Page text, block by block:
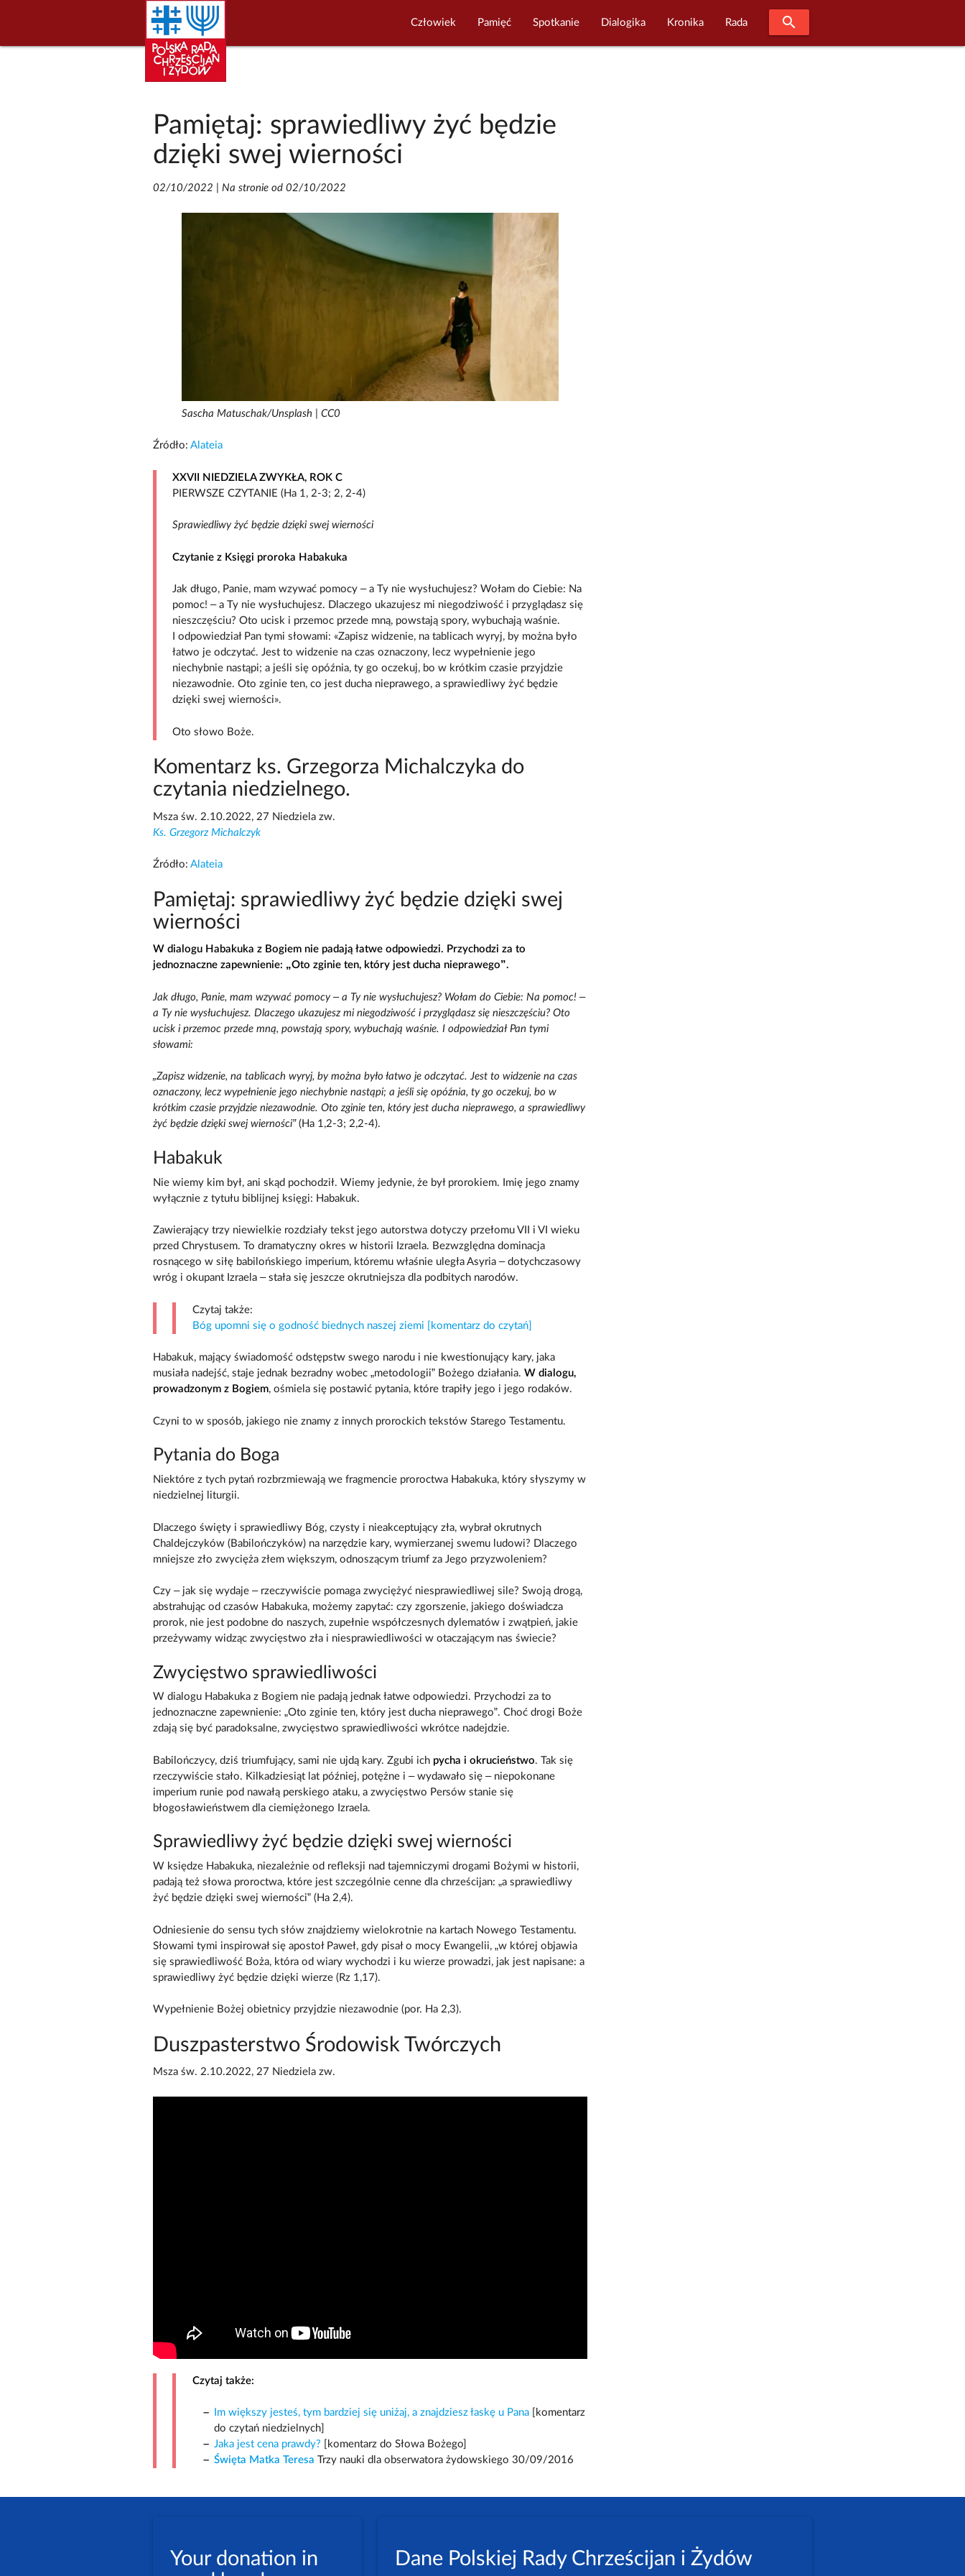
Człowiek Pamięć Spotkanie Dialogika Kronika Rada search
Pamiętaj: sprawiedliwy żyć będzie
dzięki swej wierności
02/10/2022 Na stronie od 02/10/2022
Sascha Matuschak/Unsplash | CC0
Źródło: Alateia
XXVII NIEDZIELA ZWYKŁA, ROK C
PIERWSZE CZYTANIE (Ha 1, 2-3; 2, 2-4)
Sprawiedliwy żyć będzie dzięki swej wierności
Czytanie z Księgi proroka Habakuka
Jak długo, Panie, mam wzywać pomocy – a Ty nie wysłuchujesz? Wołam do Ciebie: Na
pomoc! – a Ty nie wysłuchujesz. Dlaczego ukazujesz mi niegodziwość i przyglądasz się
nieszczęściu? Oto ucisk i przemoc przede mną, powstają spory, wybuchają waśnie.
I odpowiedział Pan tymi słowami: «Zapisz widzenie, na tablicach wyryj, by można było
łatwo je odczytać. Jest to widzenie na czas oznaczony, lecz wypełnienie jego
niechybnie nastąpi; a jeśli się opóźnia, ty go oczekuj, bo w krótkim czasie przyjdzie
niezawodnie. Oto zginie ten, co jest ducha nieprawego, a sprawiedliwy żyć będzie
dzięki swej wierności».
Oto słowo Boże.
Komentarz ks. Grzegorza Michalczyka do
czytania niedzielnego.
Msza św. 2.10.2022, 27 Niedziela zw.
Ks. Grzegorz Michalczyk
Źródło: Alateia
Pamiętaj: sprawiedliwy żyć będzie dzięki swej
wierności
W dialogu Habakuka z Bogiem nie padają łatwe odpowiedzi. Przychodzi za to
jednoznaczne zapewnienie: „Oto zginie ten, który jest ducha nieprawego”.
Jak długo, Panie, mam wzywać pomocy – a Ty nie wysłuchujesz? Wołam do Ciebie: Na pomoc! –
a Ty nie wysłuchujesz. Dlaczego ukazujesz mi niegodziwość i przyglądasz się nieszczęściu? Oto
ucisk i przemoc przede mną, powstają spory, wybuchają waśnie. I odpowiedział Pan tymi
słowami:
„Zapisz widzenie, na tablicach wyryj, by można było łatwo je odczytać. Jest to widzenie na czas
oznaczony, lecz wypełnienie jego niechybnie nastąpi; a jeśli się opóźnia, ty go oczekuj, bo w
krótkim czasie przyjdzie niezawodnie. Oto zginie ten, który jest ducha nieprawego, a sprawiedliwy
żyć będzie dzięki swej wierności”(Ha 1,2-3; 2,2-4).
Habakuk
Nie wiemy kim był, ani skąd pochodził. Wiemy jedynie, że był prorokiem. Imię jego znamy
wyłącznie z tytułu biblijnej księgi: Habakuk.
Zawierający trzy niewielkie rozdziały tekst jego autorstwa dotyczy przełomu VII i VI wieku
przed Chrystusem. To dramatyczny okres w historii Izraela. Bezwzględna dominacja
rosnącego w siłę babilońskiego imperium, któremu właśnie uległa Asyria – dotychczasowy
wróg i okupant Izraela – stała się jeszcze okrutniejsza dla podbitych narodów.
Czytaj także:
Bóg upomni się o godność biednych naszej ziemi [komentarz do czytań]
Habakuk, mający świadomość odstępstw swego narodu i nie kwestionujący kary, jaka
musiała nadejść, staje jednak bezradny wobec „metodologii” Bożego działania. W dialogu,
prowadzonym z Bogiem, ośmiela się postawić pytania, które trapiły jego i jego rodaków.
Czyni to w sposób, jakiego nie znamy z innych prorockich tekstów Starego Testamentu.
Pytania do Boga
Niektóre z tych pytań rozbrzmiewają we fragmencie proroctwa Habakuka, który słyszymy w
niedzielnej liturgii.
Dlaczego święty i sprawiedliwy Bóg, czysty i nieakceptujący zła, wybrał okrutnych
Chaldejczyków (Babilończyków) na narzędzie kary, wymierzanej swemu ludowi? Dlaczego
mniejsze zło zwycięża złem większym, odnoszącym triumf za Jego przyzwoleniem?
Czy – jak się wydaje – rzeczywiście pomaga zwyciężyć niesprawiedliwej sile? Swoją drogą,
abstrahując od czasów Habakuka, możemy zapytać: czy zgorszenie, jakiego doświadcza
prorok, nie jest podobne do naszych, zupełnie współczesnych dylematów i zwątpień, jakie
przeżywamy widząc zwycięstwo zła i niesprawiedliwości w otaczającym nas świecie?
Zwycięstwo sprawiedliwości
W dialogu Habakuka z Bogiem nie padają jednak łatwe odpowiedzi. Przychodzi za to
jednoznaczne zapewnienie: „Oto zginie ten, który jest ducha nieprawego”. Choć drogi Boże
zdają się być paradoksalne, zwycięstwo sprawiedliwości wkrótce nadejdzie.
Babilończycy, dziś triumfujący, sami nie ujdą kary. Zgubi ich pycha i okrucieństwo. Tak się
rzeczywiście stało. Kilkadziesiąt lat później, potężne i – wydawało się – niepokonane
imperium runie pod nawałą perskiego ataku, a zwycięstwo Persów stanie się
błogosławieństwem dla ciemiężonego Izraela.
Sprawiedliwy żyć będzie dzięki swej wierności
W księdze Habakuka, niezależnie od refleksji nad tajemniczymi drogami Bożymi w historii,
padają też słowa proroctwa, które jest szczególnie cenne dla chrześcijan: „a sprawiedliwy
żyć będzie dzięki swej wierności” (Ha 2,4).
Odniesienie do sensu tych słów znajdziemy wielokrotnie na kartach Nowego Testamentu.
Słowami tymi inspirował się apostoł Paweł, gdy pisał o mocy Ewangelii, „w której objawia
się sprawiedliwość Boża, która od wiary wychodzi i ku wierze prowadzi, jak jest napisane: a
sprawiedliwy żyć będzie dzięki wierze (Rz 1,17).
Wypełnienie Bożej obietnicy przyjdzie niezawodnie (por. Ha 2,3).
Duszpasterstwo Środowisk Twórczych
Msza św. 2.10.2022, 27 Niedziela zw.
Czytaj także:
Im większy jesteś, tym bardziej się uniżaj, a znajdziesz łaskę u Pana[komentarz
do czytań niedzielnych]
Jaka jest cena prawdy? [komentarz do Słowa Bożego]
Święta Matka Teresa Trzy nauki dla obserwatora żydowskiego 30/09/2016
Dane Polskiej Rady Chrześcijan i Żydów
Your donation in